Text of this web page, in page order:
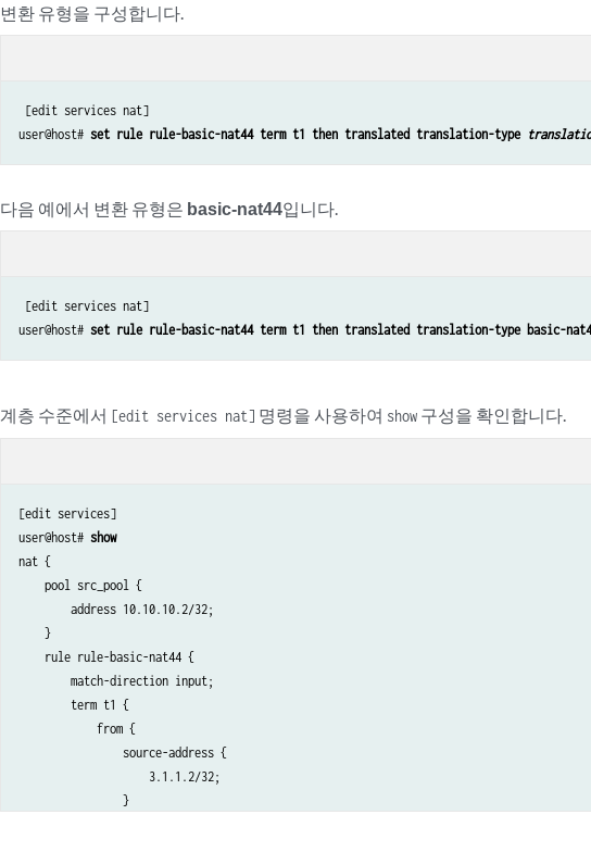
변환 유형을 구성합니다.
[edit services nat]
user@host# set rule rule-basic-nat44 term t1 then translated translation-type
다음 예에서 변환 유형은 basic-nat44입니다.
[edit services nat]
user@host# set rule rule-basic-nat44 term t1 then translated translation-type basic-
계층 수준에서 [edit services nat] 명령을 사용하여 show 구성을 확인합니다.
[edit services]
user@host# show
nat {
    pool src_pool {
        address 10.10.10.2/32;
    }
    rule rule-basic-nat44 {
        match-direction input;
        term t1 {
            from {
                source-address {
                    3.1.1.2/32;
                }